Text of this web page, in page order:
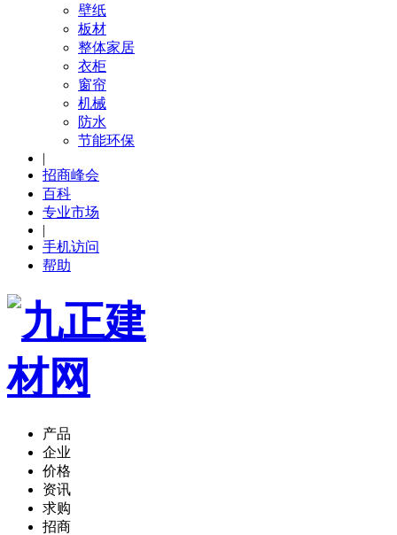
壁纸
板材
整体家居
衣柜
窗帘
机械
防水
节能环保
|
招商峰会
百科
专业市场
|
手机访问
帮助
产品
企业
价格
资讯
求购
招商